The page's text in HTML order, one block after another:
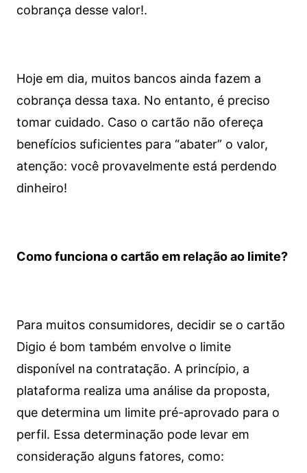
cobrança desse valor!.
Hoje em dia, muitos bancos ainda fazem a
cobrança dessa taxa. No entanto, é preciso
tomar cuidado. Caso o cartão não ofereça
benefícios suficientes para “abater” o valor,
atenção: você provavelmente está perdendo
dinheiro!
Como funciona o cartão em relação ao limite?
Para muitos consumidores, decidir se o cartão
Digio é bom também envolve o limite
disponível na contratação. A princípio, a
plataforma realiza uma análise da proposta,
que determina um limite pré-aprovado para o
perfil. Essa determinação pode levar em
consideração alguns fatores, como: